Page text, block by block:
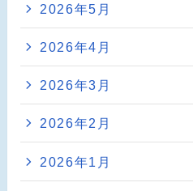
2026年5月
2026年4月
2026年3月
2026年2月
2026年1月